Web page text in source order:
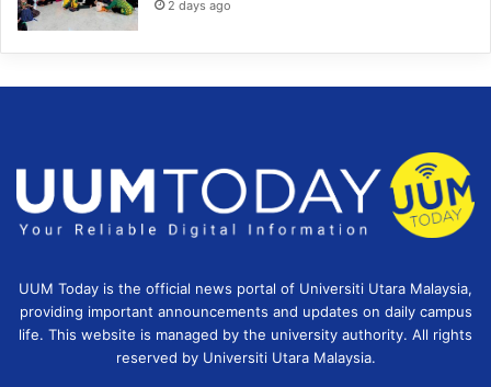
2 days ago
UUM Today is the official news portal of Universiti Utara Malaysia,
providing important announcements and updates on daily campus
life. This website is managed by the university authority. All rights
reserved by Universiti Utara Malaysia.